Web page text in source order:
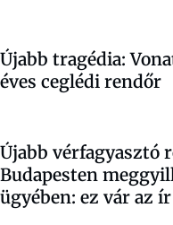
Újabb tragédia:
éves ceglédi rendőr
Újabb vérfagyasztó
Budapesten
ügyében: ez vár az